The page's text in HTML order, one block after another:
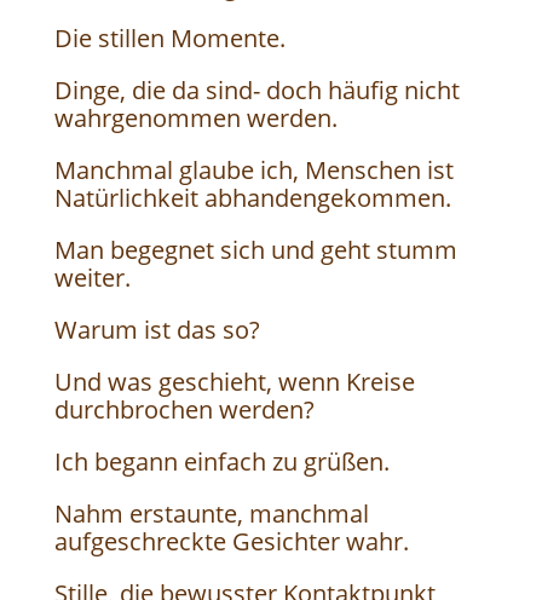
Die stillen Momente.
Dinge, die da sind- doch häufig nicht
wahrgenommen werden.
Manchmal glaube ich, Menschen ist
Natürlichkeit abhandengekommen.
Man begegnet sich und geht stumm
weiter.
Warum ist das so?
Und was geschieht, wenn Kreise
durchbrochen werden?
Ich begann einfach zu grüßen.
Nahm erstaunte, manchmal
aufgeschreckte Gesichter wahr.
Stille, die bewusster Kontaktpunkt